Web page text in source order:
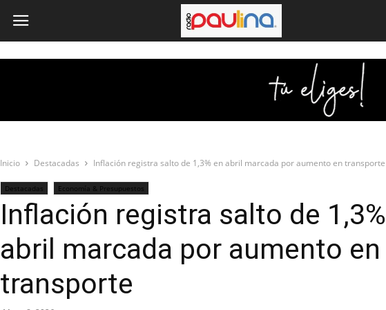
Inicio Destacadas Inflación registra salto de 1,3% en abril marcada por aumento en transporte
Destacadas Economía & Presupuestos
Inflación registra salto de
abril marcada por aumento en
transporte